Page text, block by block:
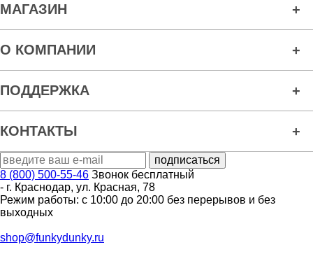
МАГАЗИН
О КОМПАНИИ
ПОДДЕРЖКА
КОНТАКТЫ
8 (800) 500-55-46 Звонок бесплатный
- г. Краснодар, ул. Красная, 78
Режим работы: с 10:00 до 20:00 без перерывов и без
выходных
shop@funkydunky.ru